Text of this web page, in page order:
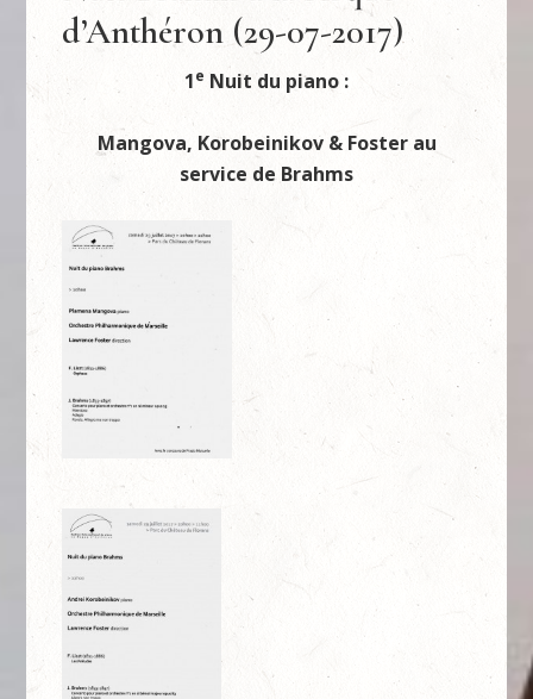
d’Anthéron (29-07-2017)
1e Nuit du piano :
Mangova, Korobeinikov & Foster au
service de Brahms